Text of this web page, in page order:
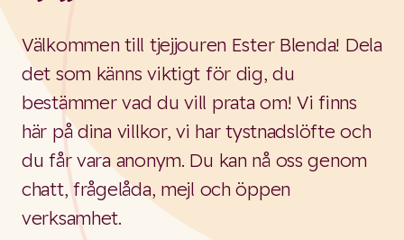
Välkommen till tjejjouren Ester Blenda! Dela
det som känns viktigt för dig, du
bestämmer vad du vill prata om! Vi finns
här på dina villkor, vi har tystnadslöfte och
du får vara anonym. Du kan nå oss genom
chatt, frågelåda, mejl och öppen
verksamhet.